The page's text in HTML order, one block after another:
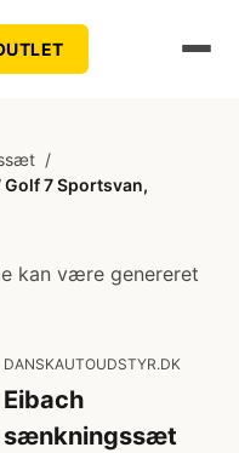
/
7 Sportsvan,
kan være genereret
DANSKAUTOUDSTYR.DK
Eibach
sænkningssæt